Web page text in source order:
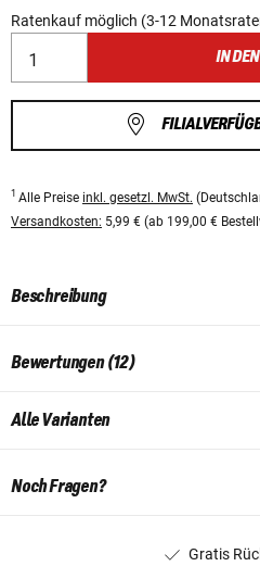
Ratenkauf möglich (3-12
IN
1 Alle Preise inkl. gesetzl. MwSt.
Versandkosten: 5,99 € (ab 199,00 €
Beschreibung
Bewertungen (12)
Alle Varianten
Noch Fragen?
Gratis